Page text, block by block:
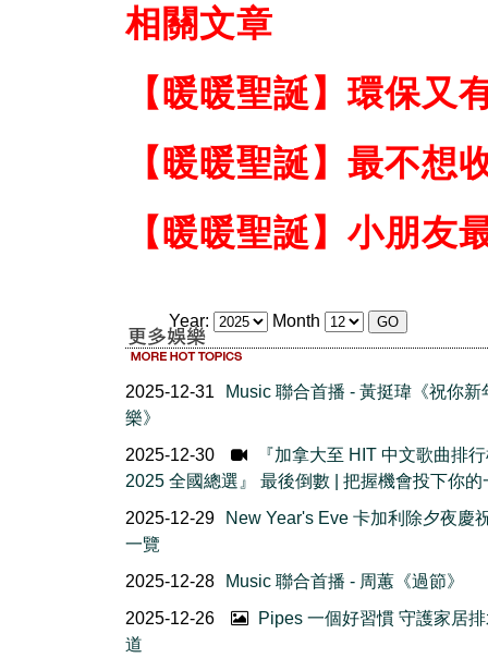
相關文章
【暖暖聖誕】環保又
【暖暖聖誕】最不想
【暖暖聖誕】小朋友
Year: Month
2025-12-31
Music 聯合首播 - 黃挺瑋《祝你新
樂》
2025-12-30
『加拿大至 HIT 中文歌曲排
2025 全國總選』 最後倒數 | 把握機會投下你的
2025-12-29
New Year's Eve 卡加利除夕夜慶
一覽
2025-12-28
Music 聯合首播 - 周蕙《過節》
2025-12-26
Pipes 一個好習慣 守護家居
道